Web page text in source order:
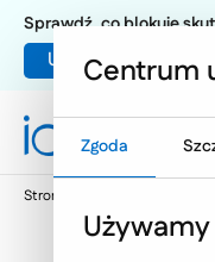
Umów warsztat UX
Sprawdź, co blokuje
Strona główna
Centrum
Zgoda